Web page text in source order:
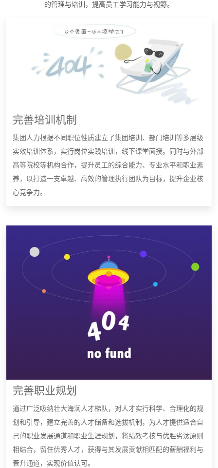
的管理与培训，提高员工学习能力与视野。
完善培训机制
集团人力根据不同职位性质建立了集团培训、部门培训等多层级
实效培训体系，实行岗位实践培训，线下课堂面授。同时与外部
高等院校等机构合作，提升员工的综合能力、专业水平和职业素
养，以打造一支卓越、高效的管理执行团队为目标，提升企业核
心竞争力。
完善职业规划
通过广泛吸纳壮大海澜人才梯队，对人才实行科学、合理化的规
划和引导，建立完善的人才储备和选拔机制，为人才提供适合自
己的职业发展通道和职业生涯规划，将绩效考核与优胜劣汰原则
相结合，留住优秀人才，获得与其发展贡献相匹配的薪酬福利与
晋升通道，实现价值认可。